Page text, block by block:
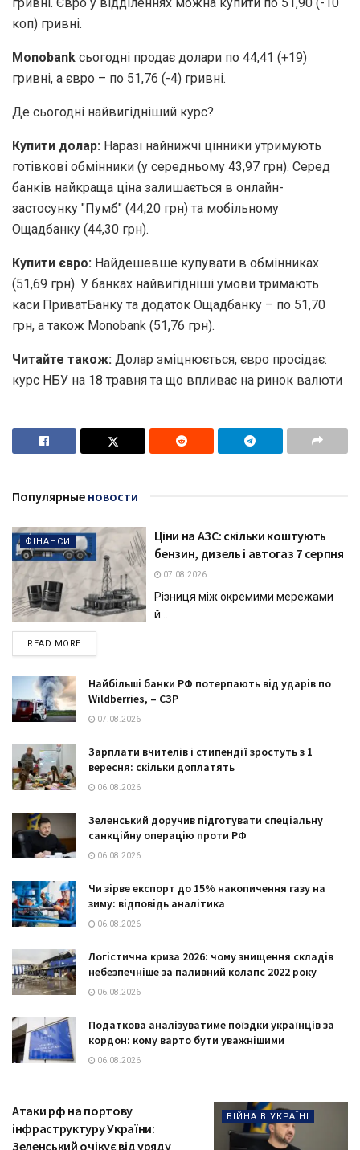
гривні. Євро у відділеннях можна купити по 51,90 (-10
коп) гривні.
Monobank сьогодні продає долари по 44,41 (+19)
гривні, а євро – по 51,76 (-4) гривні.
Де сьогодні найвигідніший курс?
Купити долар: Наразі найнижчі цінники утримують
готівкові обмінники (у середньому 43,97 грн). Серед
банків найкраща ціна залишається в онлайн-
застосунку "Пумб" (44,20 грн) та мобільному
Ощадбанку (44,30 грн).
Купити євро: Найдешевше купувати в обмінниках
(51,69 грн). У банках найвигідніші умови тримають
каси ПриватБанку та додаток Ощадбанку – по 51,70
грн, а також Monobank (51,76 грн).
Читайте також: Долар зміцнюється, євро просідає:
курс НБУ на 18 травня та що впливає на ринок валюти
Популярные новости
ФІНАНСИ
Ціни на АЗС: скільки коштують
бензин, дизель і автогаз 7 серпня
07.08.2026
Різниця між окремими мережами
й...
READ MOREDETAILS
Найбільші банки РФ потерпають від ударів по
Wildberries, – СЗР
07.08.2026
Зарплати вчителів і стипендії зростуть з 1
вересня: скільки доплатять
06.08.2026
Зеленський доручив підготувати спеціальну
санкційну операцію проти РФ
06.08.2026
Чи зірве експорт до 15% накопичення газу на
зиму: відповідь аналітика
06.08.2026
Логістична криза 2026: чому знищення складів
небезпечніше за паливний колапс 2022 року
06.08.2026
Податкова аналізуватиме поїздки українців за
кордон: кому варто бути уважнішими
06.08.2026
ВІЙНА В УКРАЇНІ
Атаки рф на портову
інфраструктуру України:
Зеленський очікує від уряду